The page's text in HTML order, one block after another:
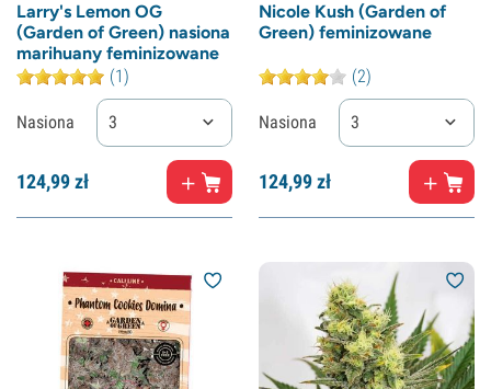
Larry's Lemon OG
(Garden of Green) nasiona
marihuany feminizowane
(1)
Nasiona 3
124,99zł
Nicole Kush (Garden of
Green) feminizowane
(2)
Nasiona 3
124,99zł